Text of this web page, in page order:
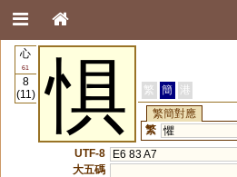
心
61
8
(11)
惧 繁 簡
港
繁簡對應
繁 懼
UTF-8
E6 83 A7
大五碼